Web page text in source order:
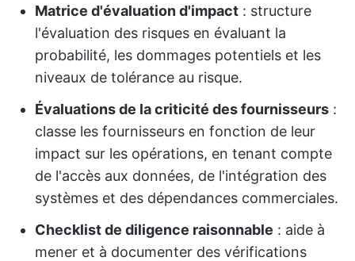
Matrice d'évaluation d'impact : structure
l'évaluation des risques en évaluant la
probabilité, les dommages potentiels et les
niveaux de tolérance au risque.
Évaluations de la criticité des fournisseurs :
classe les fournisseurs en fonction de leur
impact sur les opérations, en tenant compte
de l'accès aux données, de l'intégration des
systèmes et des dépendances commerciales.
Checklist de diligence raisonnable : aide à
mener et à documenter des vérifications